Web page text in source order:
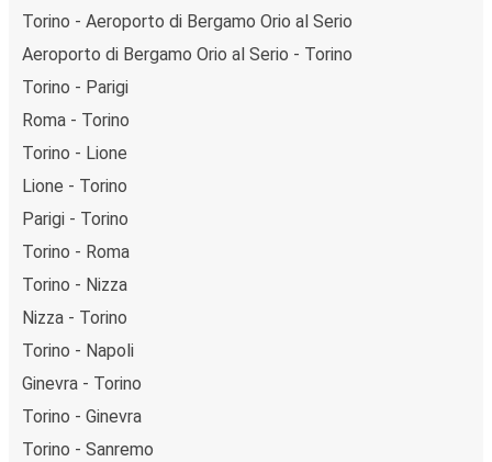
Torino - Aeroporto di Bergamo Orio al Serio
Aeroporto di Bergamo Orio al Serio - Torino
Torino - Parigi
Roma - Torino
Torino - Lione
Lione - Torino
Parigi - Torino
Torino - Roma
Torino - Nizza
Nizza - Torino
Torino - Napoli
Ginevra - Torino
Torino - Ginevra
Torino - Sanremo